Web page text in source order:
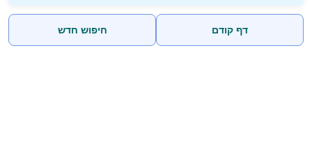
דף קודם חיפוש חדש